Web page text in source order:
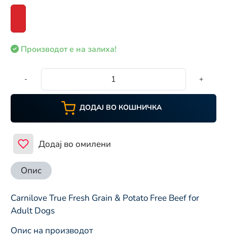
Производот е на залиха!
- +
ДОДАЈ ВО КОШНИЧКА
Додај во омилени
Опис
Carnilove True Fresh Grain & Potato Free Beef for
Adult Dogs
Опис на производот